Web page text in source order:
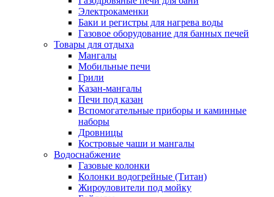
Электрокаменки
Баки и регистры для нагрева воды
Газовое оборудование для банных печей
Товары для отдыха
Мангалы
Мобильные печи
Грили
Казан-мангалы
Печи под казан
Вспомогательные приборы и каминные
наборы
Дровницы
Костровые чаши и мангалы
Водоснабжение
Газовые колонки
Колонки водогрейные (Титан)
Жироуловители под мойку